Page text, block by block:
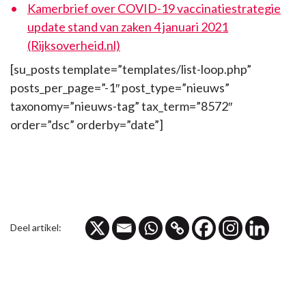
Kamerbrief over COVID-19 vaccinatiestrategie
update stand van zaken 4 januari 2021
(Rijksoverheid.nl)
[su_posts template=”templates/list-loop.php”
posts_per_page=”-1″ post_type=”nieuws”
taxonomy=”nieuws-tag” tax_term=”8572″
order=”dsc” orderby=”date”]
Deel artikel: